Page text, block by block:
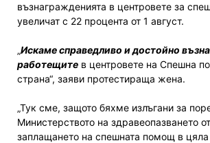
възнагражденията в центровете за
увеличат с 22 процента от 1 август.
„Искаме справедливо и достойно
работещите в центровете на Спешна
страна“, заяви протестираща жена.
„Тук сме, защото бяхме излъгани за
Министерството на здравеопазването
заплащането на спешната помощ в цяла